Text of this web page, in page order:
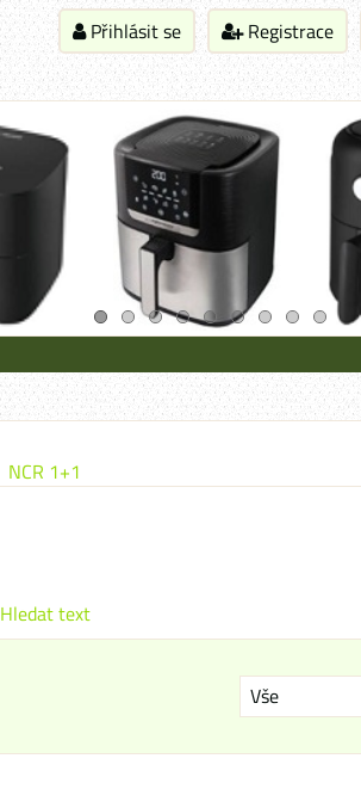
Přihlásit se Registrace
NCR 1+1
Hledat text
Vše